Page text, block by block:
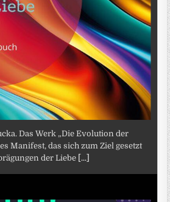
Das Werk „Die Evolution der
Manifest, das sich zum Ziel gesetzt
der Liebe [...]